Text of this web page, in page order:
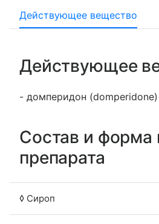
Действующее вещество
Действующее
- домперидон (domperidone)
Состав и форма
препарата
◊ Сироп